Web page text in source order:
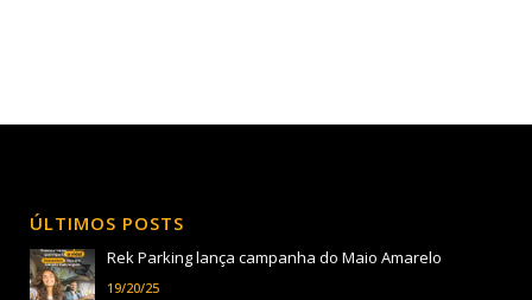
ÚLTIMOS POSTS
Rek Parking lança campanha do Maio Amarelo
19/20/25